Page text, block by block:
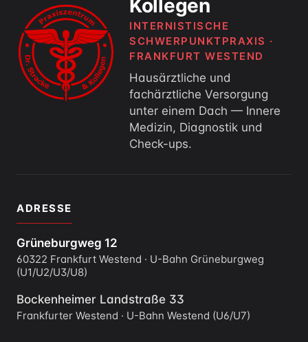
Kollegen
INTERNISTISCHE
SCHWERPUNKTPRAXIS ·
FRANKFURT WESTEND
Hausärztliche und
fachärztliche Versorgung
unter einem Dach — Innere
Medizin, Diagnostik und
Check-ups.
ADRESSE
Grüneburgweg 12
60322 Frankfurt Westend · U-Bahn Grüneburgweg
(U1/U2/U3/U8)
Bockenheimer Landstraße 33
Frankfurter Westend · U-Bahn Westend (U6/U7)